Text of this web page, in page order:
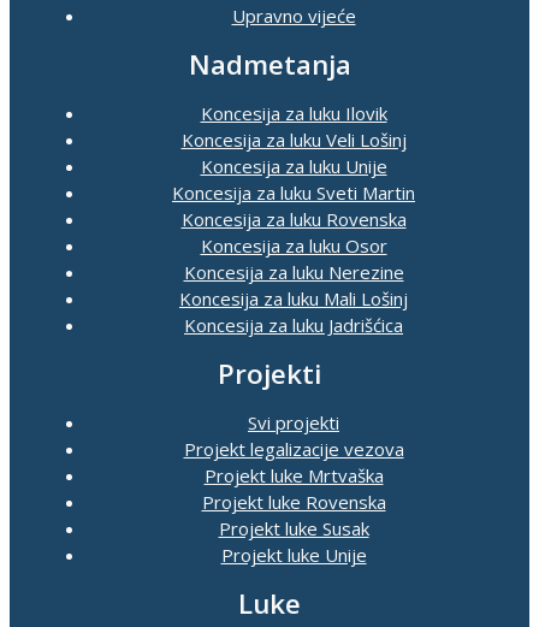
Upravno vijeće
Nadmetanja
Koncesija za luku Ilovik
Koncesija za luku Veli Lošinj
Koncesija za luku Unije
Koncesija za luku Sveti Martin
Koncesija za luku Rovenska
Koncesija za luku Osor
Koncesija za luku Nerezine
Koncesija za luku Mali Lošinj
Koncesija za luku Jadrišćica
Projekti
Svi projekti
Projekt legalizacije vezova
Projekt luke Mrtvaška
Projekt luke Rovenska
Projekt luke Susak
Projekt luke Unije
Luke